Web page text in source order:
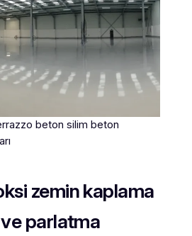
beton silim beton
zemin kaplama
parlatma